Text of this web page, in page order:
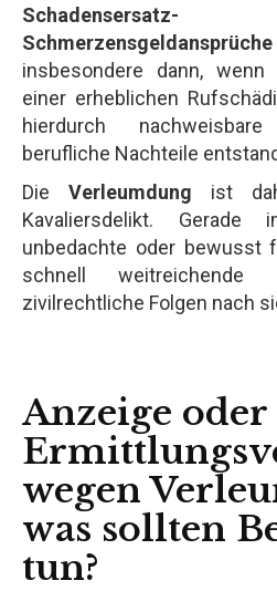
Schmerzensgeldansprüche
insbesondere dann,
einer erheblichen
hierdurch
berufliche Nachteile
Die Verleumdung ist
Kavaliersdelikt. Gerade
unbedachte oder bewusst
schnell weitreichende
zivilrechtliche Folgen nach
Anzeige oder
wegen
was sollten
tun?